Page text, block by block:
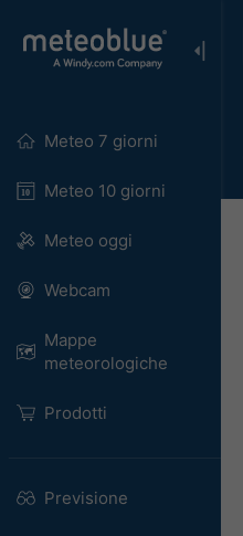
Meteo 7 giorni
Meteo 10 giorni
Meteo oggi
Webcam
Mappe
meteorologiche
Prodotti
Previsione